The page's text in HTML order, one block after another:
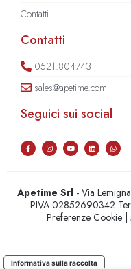
Contatti
Contatti
0521.804743
sales@apetime.com
Seguici sui social
Apetime Srl - Via
PIVA 02852690342
Preferenze Cookie |
Informativa sulla raccolta